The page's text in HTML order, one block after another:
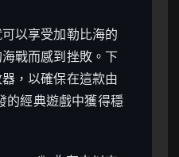
以享受加勒比海的
戰而感到挫敗。下
，以確保在這款由
的經典遊戲中獲得穩